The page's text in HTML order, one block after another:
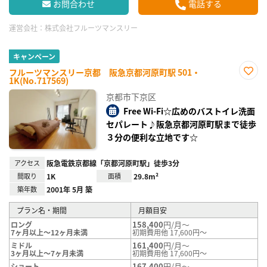
お問合わせ 電話する
運営会社： 株式会社フルーツマンスリー
キャンペーン
フルーツマンスリー京都 阪急京都河原町駅 501・
1K(No.717569)
録
京都市下京区
Free Wi-Fi☆広めのバストイレ洗面
セパレート♪阪急京都河原町駅まで徒歩
３分の便利な立地です☆
アクセス 阪急電鉄京都線「京都河原町駅」徒歩3分
間取り 1K 面積 29.8m²
築年数 2001年 5月 築
プラン名・期間
月額目安
ロング
7ヶ月以上～12ヶ月未満
158,400円/月～
初期費用他 17,600円～
ミドル
3ヶ月以上～7ヶ月未満
161,400円/月～
初期費用他 17,600円～